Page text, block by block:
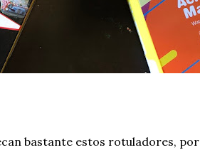
bastante estos rotuladores,